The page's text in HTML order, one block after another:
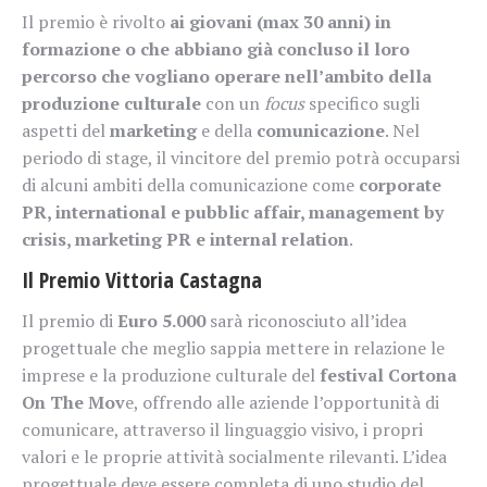
Il premio è rivolto ai giovani (max 30 anni) in
formazione o che abbiano già concluso il loro
percorso che vogliano operare nell’ambito della
produzione culturale con un focusspecifico sugli
aspetti delmarketinge della comunicazione. Nel
periodo di stage, il vincitore del premio potrà occuparsi
di alcuni ambiti della comunicazione come corporate
PR, international e pubblic affair, management by
crisis, marketing PR e internal relation.
Il Premio Vittoria Castagna
Il premio diEuro 5.000sarà riconosciuto all’idea
progettuale che meglio sappia mettere in relazione le
imprese e la produzione culturale del festival Cortona
On The Move, offrendo alle aziende l’opportunità di
comunicare, attraverso il linguaggio visivo, i propri
valori e le proprie attività socialmente rilevanti. L’idea